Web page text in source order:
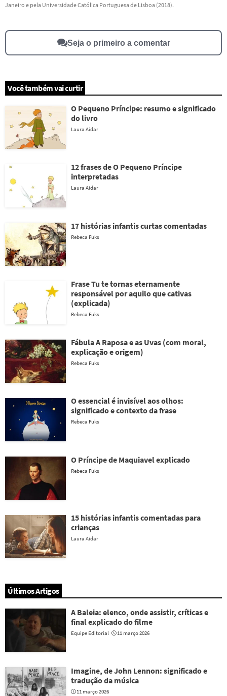
Janeiro e pela Universidade Católica Portuguesa de Lisboa (2018).
Seja o primeiro a comentar
Você também vai curtir
O Pequeno Príncipe: resumo e significado
do livro
Laura Aidar
12 frases de O Pequeno Príncipe
interpretadas
Laura Aidar
17 histórias infantis curtas comentadas
Rebeca Fuks
Frase Tu te tornas eternamente
responsável por aquilo que cativas
(explicada)
Rebeca Fuks
Fábula A Raposa e as Uvas (com moral,
explicação e origem)
Rebeca Fuks
O essencial é invisível aos olhos:
significado e contexto da frase
Rebeca Fuks
O Príncipe de Maquiavel explicado
Rebeca Fuks
15 histórias infantis comentadas para
crianças
Laura Aidar
Últimos Artigos
A Baleia: elenco, onde assistir, críticas e
final explicado do filme
Equipe Editorial 11 março 2026
Imagine, de John Lennon: significado e
tradução da música
11 março 2026